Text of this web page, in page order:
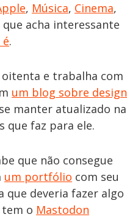
, Música, Cinema,
acha interessante
.
oitenta e trabalha com
um blog sobre design
manter atualizado na
que faz para ele.
que não consegue
um portfólio com seu
que deveria fazer algo
tem o Mastodon